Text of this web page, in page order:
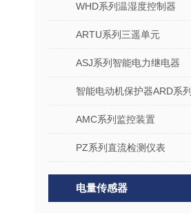
WHD系列温湿度控制器
ARTU系列三遥单元
ASJ系列智能电力继电器
智能电动机保护器ARD系列
AMC系列监控装置
PZ系列直流检测仪表
电量传感器